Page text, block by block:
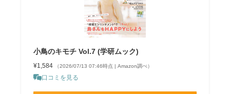
小鳥のキモチ Vol.7 (学研ムック)
¥1,584 （2026/07/13 07:46時点 | Amazon調べ）
口コミを見る